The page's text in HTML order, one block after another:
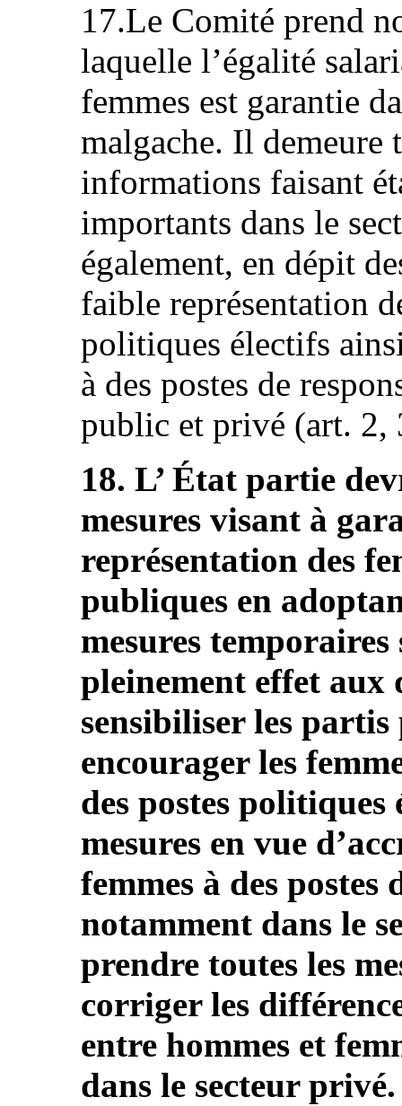
17.Le Comité prend
laquelle l’égalité
femmes est garantie
malgache. Il demeure
informations faisant
importants dans le
également, en dépit
faible représentation
politiques électifs
à des postes de
public et privé (art. 2,
18. L’ État partie
mesures visant à
représentation des
publiques en
mesures
pleinement effet aux
sensibiliser les
encourager les
des postes
mesures en vue
femmes à des postes
notamment dans le
prendre toutes les
corriger les
entre hommes et
dans le secteur privé.